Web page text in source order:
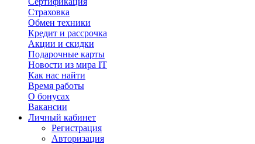
Страховка
Обмен техники
Кредит и рассрочка
Акции и скидки
Подарочные карты
Новости из мира IT
Как нас найти
Время работы
О бонусах
Вакансии
Личный кабинет
Регистрация
Авторизация